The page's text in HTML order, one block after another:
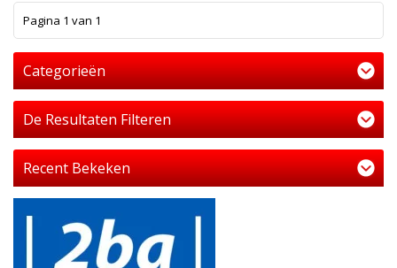
Pagina 1 van 1
Categorieën
De Resultaten Filteren
Recent Bekeken